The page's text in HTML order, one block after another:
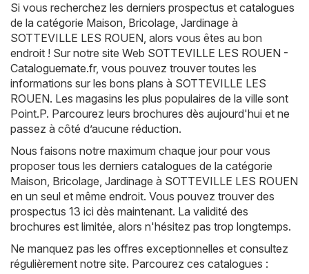
Si vous recherchez les derniers prospectus et catalogues
de la catégorie Maison, Bricolage, Jardinage à
SOTTEVILLE LES ROUEN, alors vous êtes au bon
endroit ! Sur notre site Web SOTTEVILLE LES ROUEN -
Cataloguemate.fr, vous pouvez trouver toutes les
informations sur les bons plans à SOTTEVILLE LES
ROUEN. Les magasins les plus populaires de la ville sont
Point.P. Parcourez leurs brochures dès aujourd'hui et ne
passez à côté d’aucune réduction.
Nous faisons notre maximum chaque jour pour vous
proposer tous les derniers catalogues de la catégorie
Maison, Bricolage, Jardinage à SOTTEVILLE LES ROUEN
en un seul et même endroit. Vous pouvez trouver des
prospectus 13 ici dès maintenant. La validité des
brochures est limitée, alors n'hésitez pas trop longtemps.
Ne manquez pas les offres exceptionnelles et consultez
régulièrement notre site. Parcourez ces catalogues :